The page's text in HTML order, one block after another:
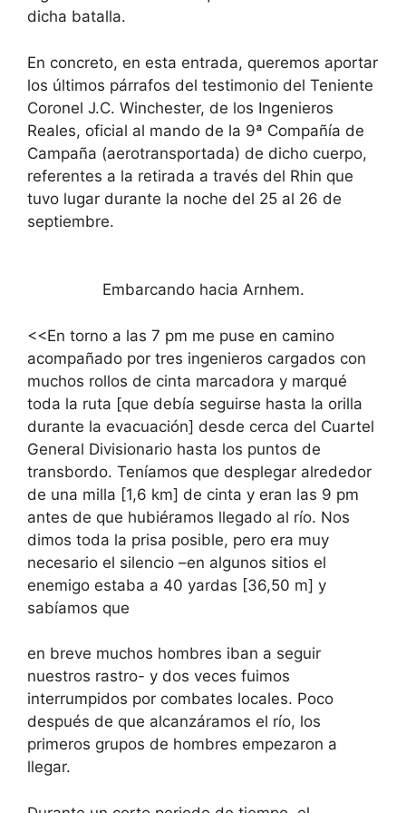
dicha batalla.
En concreto, en esta entrada, queremos aportar
los últimos párrafos del testimonio del Teniente
Coronel J.C. Winchester, de los Ingenieros
Reales, oficial al mando de la 9ª Compañía de
Campaña (aerotransportada) de dicho cuerpo,
referentes a la retirada a través del Rhin que
tuvo lugar durante la noche del 25 al 26 de
septiembre.
Embarcando hacia Arnhem.
<<En torno a las 7 pm me puse en camino
acompañado por tres ingenieros cargados con
muchos rollos de cinta marcadora y marqué
toda la ruta [que debía seguirse hasta la orilla
durante la evacuación] desde cerca del Cuartel
General Divisionario hasta los puntos de
transbordo. Teníamos que desplegar alrededor
de una milla [1,6 km] de cinta y eran las 9 pm
antes de que hubiéramos llegado al río. Nos
dimos toda la prisa posible, pero era muy
necesario el silencio –en algunos sitios el
enemigo estaba a 40 yardas [36,50 m] y
sabíamos que
en breve muchos hombres iban a seguir
nuestros rastro- y dos veces fuimos
interrumpidos por combates locales. Poco
después de que alcanzáramos el río, los
primeros grupos de hombres empezaron a
llegar.